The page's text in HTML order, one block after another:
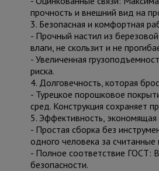
прочность и внешний вид на
3. Безопасная и комфортная
- Прочный настил из
влаги, не скользит и не
- Увеличенная
риска.
4. Долговечность, которая
- Турецкое порошковое
сред. Конструкция сохраняет
5. Эффективность,
- Простая сборка без
одного человека за считанные
- Полное соответствие ГОСТ:
безопасности.